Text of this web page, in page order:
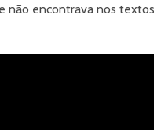
não encontrava nos textos